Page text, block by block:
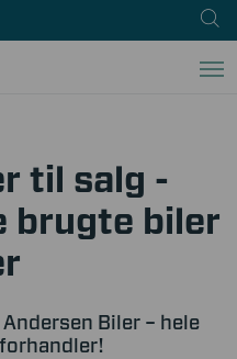
til salg -
brugte biler
Biler – hele